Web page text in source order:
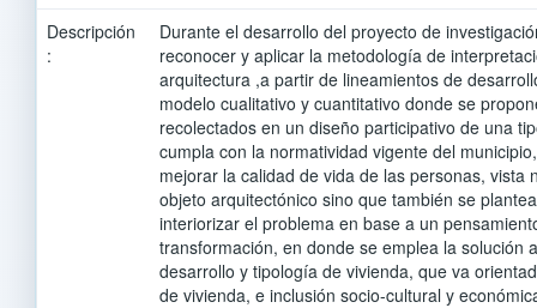
Descripción
:
Durante el desarrollo del proyecto de
reconocer y aplicar la metodología de
arquitectura ,a partir de lineamientos de
modelo cualitativo y cuantitativo donde se
recolectados en un diseño participativo de una
cumpla con la normatividad vigente del
mejorar la calidad de vida de las personas, vista
objeto arquitectónico sino que también se
interiorizar el problema en base a un
transformación, en donde se emplea la solución
desarrollo y tipología de vivienda, que va
de vivienda, e inclusión socio-cultural y